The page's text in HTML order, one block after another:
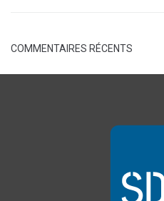
COMMENTAIRES RÉCENTS